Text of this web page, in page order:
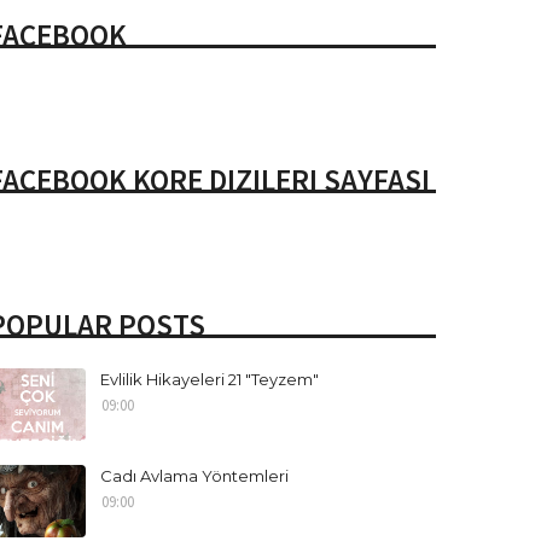
KORE DIZILERI SAYFASI
POSTS
Evlilik Hikayeleri 21 "Teyzem"
09:00
Cadı Avlama Yöntemleri
09:00